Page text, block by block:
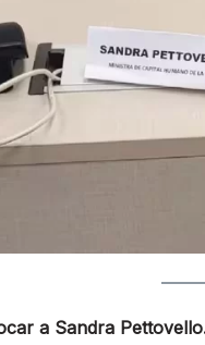
a Sandra